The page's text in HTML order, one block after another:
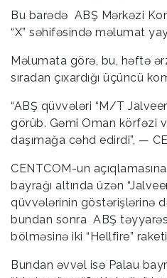
Bu barədə ABŞ Mərkəzi
“X” səhifəsində məlumat
Məlumata görə, bu, həftə
sıradan çıxardığı üçüncü
“ABŞ qüvvələri “M/T
görüb. Gəmi Oman körfəzi
daşımağa cəhd edirdi”, —
CENTCOM-un
bayrağı altında üzən
qüvvələrinin göstərişlərinə
bundan sonra ABŞ
bölməsinə iki “Hellfire”
Bundan əvvəl isə Palau